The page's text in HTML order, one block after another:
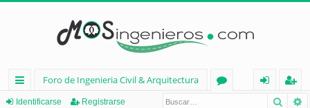
nl
Foro de Ingenieria Civil & Arquitectura
eg
Identificarse Registrarse